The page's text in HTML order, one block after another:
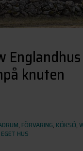
knuten
, FÖRVARING, KÖKSÖ,
HUS